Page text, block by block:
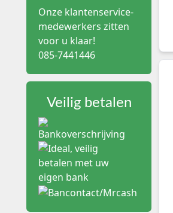
Onze klantenservice-
medewerkers zitten
voor u klaar!
085-7441446
Veilig betalen